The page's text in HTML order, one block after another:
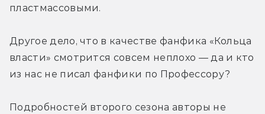
пластмассовыми.
Другое дело, что в качестве фанфика «Кольца
власти» смотрится совсем неплохо — да и кто
из нас не писал фанфики по Профессору?
Подробностей второго сезона авторы не